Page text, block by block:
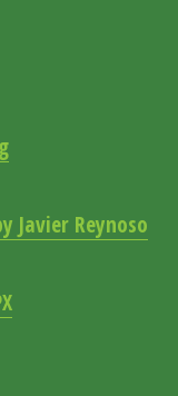
Javier Reynoso